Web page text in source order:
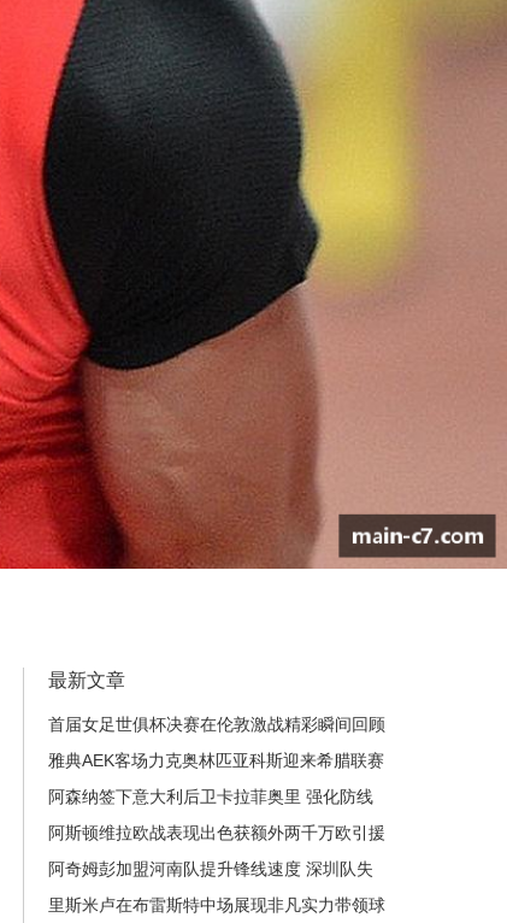
最新文章
首届女足世俱杯决赛在伦敦激战精彩瞬间回顾
雅典AEK客场力克奥林匹亚科斯迎来希腊联赛
争冠关键胜利
阿森纳签下意大利后卫卡拉菲奥里 强化防线
深度提升竞争力
阿斯顿维拉欧战表现出色获额外两千万欧引援
额度
阿奇姆彭加盟河南队提升锋线速度 深圳队失
去强力前锋
里斯米卢在布雷斯特中场展现非凡实力带领球